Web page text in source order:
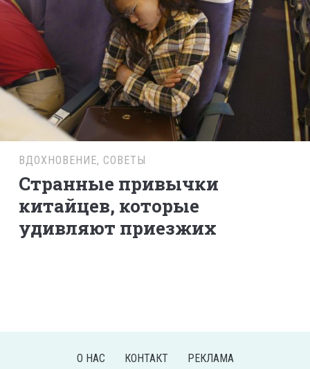
ВДОХНОВЕНИЕ, СОВЕТЫ
Странные привычки
китайцев, которые
удивляют приезжих
О НАС КОНТАКТ РЕКЛАМА